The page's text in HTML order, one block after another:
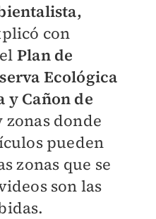
con
Plan de
Ecológica
y Cañon de
zonas donde
pueden
zonas que se
son las